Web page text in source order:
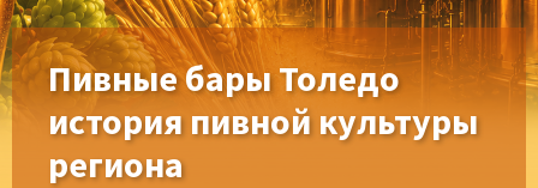
Пивные бары Толедо
история пивной культуры
региона